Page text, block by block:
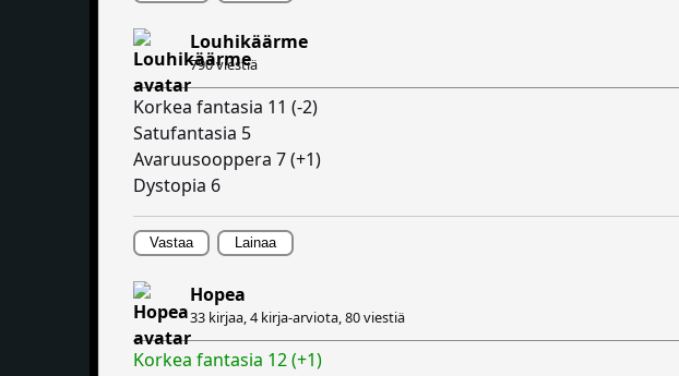
Louhikäärme
790 viestiä
Korkea fantasia 11 (-2)
Satufantasia 5
Avaruusooppera 7 (+1)
Dystopia 6
Vastaa Lainaa
Hopea
33 kirjaa, 4 kirja-arviota,80 viestiä
Korkea fantasia 12 (+1)